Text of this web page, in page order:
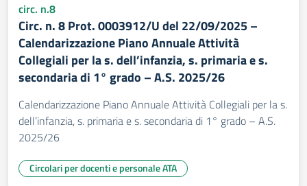
circ. n.8
Circ. n. 8 Prot. 0003912/U del 22/09/2025 –
Calendarizzazione Piano Annuale Attività
Collegiali per la s. dell’infanzia, s. primaria e s.
secondaria di 1° grado – A.S. 2025/26
Calendarizzazione Piano Annuale Attività Collegiali per la s.
dell’infanzia, s. primaria e s. secondaria di 1° grado – A.S.
2025/26
Circolari per docenti e personale ATA